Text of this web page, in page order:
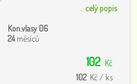
celý popis
Kon.vlasy 06
24měsíců
102 Kč
102 Kč / ks